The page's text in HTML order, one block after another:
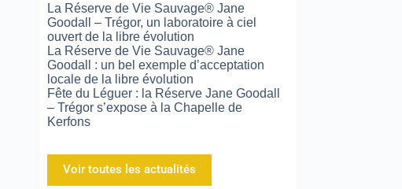
La Réserve de Vie Sauvage® Jane
Goodall – Trégor, un laboratoire à ciel
ouvert de la libre évolution
La Réserve de Vie Sauvage® Jane
Goodall : un bel exemple d’acceptation
locale de la libre évolution
Fête du Léguer : la Réserve Jane Goodall
– Trégor s’expose à la Chapelle de
Kerfons
Voir toutes les actualités